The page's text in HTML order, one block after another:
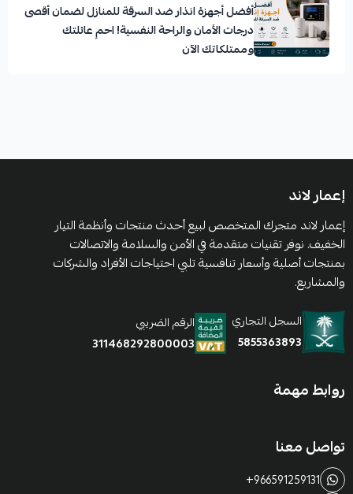
أفضل أجهزة انذار ضد السرقة للمنازل لضمان أقصى
درجات الأمان والراحة النفسية! احمِ عائلتك
وممتلكاتك الآن
إعمار لاند
إعمار لاند متجرك المتخصص لبيع أحدث منتجات وأنظمة التيار
الخفيف. نوفر تقنيات متقدمة في الأمن والسلامة والاتصالات
بمنتجات أصلية وأسعار تنافسية تلبي احتياجات الأفراد والشركات
والمشاريع.
السجل التجاري
5855363893
الرقم الضريبي
311468292800003
روابط مهمة
تواصل معنا
+966591259131